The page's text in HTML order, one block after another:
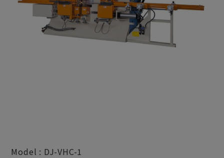
Model : DJ-VHC-1